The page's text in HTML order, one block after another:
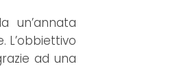
un’annata
ad una